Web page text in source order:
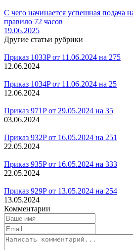
С чего начинается успешная
правило 72 часов
19.06.2025
Другие статьи рубрики
Приказ 1033P от 11.06.2024 на 275
12.06.2024
Приказ 1034P от 11.06.2024 на 25
12.06.2024
Приказ 971P от 29.05.2024 на 35
03.06.2024
Приказ 932P от 16.05.2024 на 251
22.05.2024
Приказ 935P от 16.05.2024 на 333
22.05.2024
Приказ 929P от 13.05.2024 на 254
13.05.2024
Комментарии